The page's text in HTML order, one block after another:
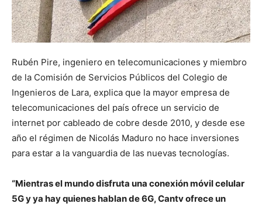
Rubén Pire, ingeniero en telecomunicaciones y miembro
de la Comisión de Servicios Públicos del Colegio de
Ingenieros de Lara, explica que la mayor empresa de
telecomunicaciones del país ofrece un servicio de
internet por cableado de cobre desde 2010, y desde ese
año el régimen de Nicolás Maduro no hace inversiones
para estar a la vanguardia de las nuevas tecnologías.
“Mientras el mundo disfruta una conexión móvil celular
5G y ya hay quienes hablan de 6G, Cantv ofrece un